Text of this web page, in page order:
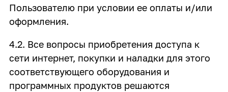
Пользователю при условии ее оплаты и/или
оформления.
4.2. Все вопросы приобретения доступа к
сети интернет, покупки и наладки для этого
соответствующего оборудования и
программных продуктов решаются